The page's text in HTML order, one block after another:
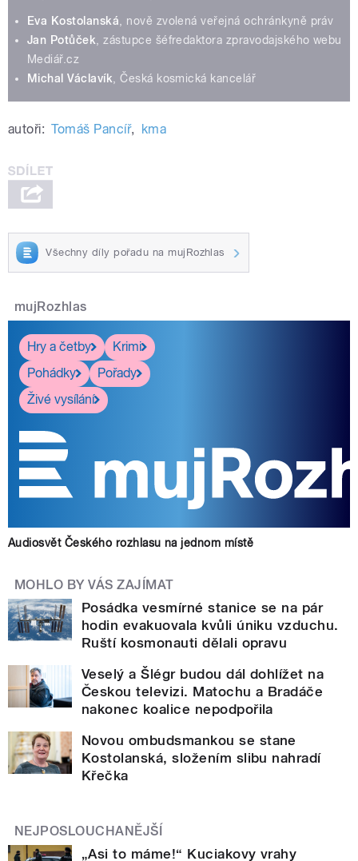
Eva Kostolanská, nově zvolená veřejná ochránkyně práv
Jan Potůček, zástupce šéfredaktora zpravodajského webu
Mediář.cz
Michal Václavík, Česká kosmická kancelář
autoři: Tomáš Pancíř, kma
Všechny díly pořadu na mujRozhlas
mujRozhlas
Hry a četby
Krimi
Pohádky
Pořady
Živé vysílání
Audiosvět Českého rozhlasu na jednom místě
MOHLO BY VÁS ZAJÍMAT
Posádka vesmírné stanice se na pár
hodin evakuovala kvůli úniku vzduchu.
Ruští kosmonauti dělali opravu
Veselý a Šlégr budou dál dohlížet na
Českou televizi. Matochu a Bradáče
nakonec koalice nepodpořila
Novou ombudsmankou se stane
Kostolanská, složením slibu nahradí
Křečka
NEJPOSLOUCHANĚJŠÍ
„Asi to máme!“ Kuciakovy vrahy